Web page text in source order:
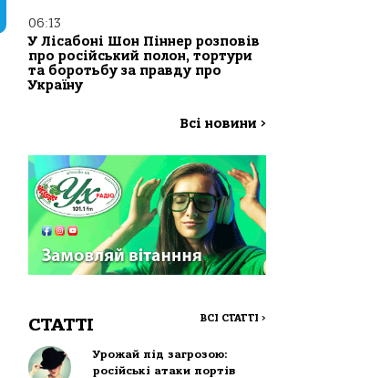
06:13
У Лісабоні Шон Піннер розповів
про російський полон, тортури
та боротьбу за правду про
Україну
Всі новини >
СТАТТІ ВСІ СТАТТІ >
Урожай під загрозою:
російські атаки портів